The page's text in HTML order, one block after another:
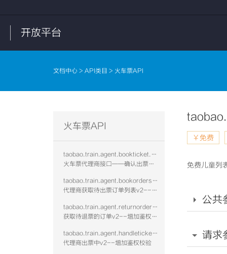
开放平台
文档中心 > API类目 > 火车票API
火车票API
taobao.train.agent.bookticket.confirm.vtwo
火车票代理商接口——确认出票是否成功v2--增加鉴权校验
taobao.train.agent.bookorders.get.vtwo
代理商获取待出票订单列表v2--增加鉴权校验
taobao.train.agent.returnorders.get.vtwo
获取待退票的订单v2--增加鉴权校验
taobao.train.agent.handleticket.confirm.vtwo
代理商出票中v2--增加鉴权校验
￥免费
免费儿童列
公共
请求